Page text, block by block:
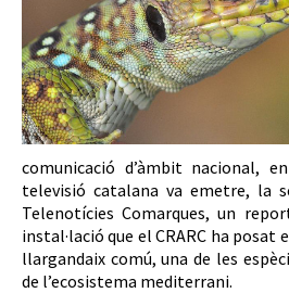
comunicació d’àmbit nacional,
televisió catalana va emetre, la
Telenotícies Comarques, un
instal·lació que el CRARC ha posat
llargandaix comú, una de les
de l’ecosistema mediterrani.